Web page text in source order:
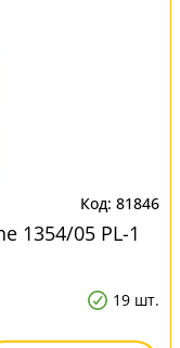
81846
1354/05 PL-1
19 шт.